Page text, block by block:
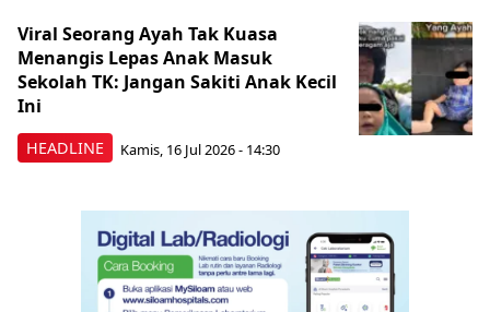
HEADLINE
Viral Seorang Ayah Tak Kuasa
Menangis Lepas Anak Masuk
Sekolah TK: Jangan Sakiti Anak Kecil
Ini
Kamis, 16 Jul 2026 - 14:30